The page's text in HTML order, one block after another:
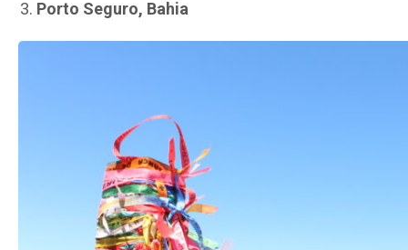
Porto Seguro, Bahia